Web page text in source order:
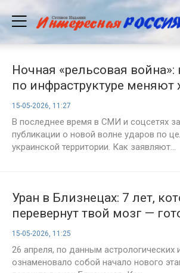
Ночная «рельсовая война»:
по инфраструктуре меняют
на Украине
15-05-2026, 11:27
В последнее время в СМИ и соцсетях
публикации о новой волне ударов по
украинской территории. Как заявляют...
Уран в Близнецах: 7 лет,
перевернут твой мозг —
информационному цунами
15-05-2026, 11:25
26 апреля, по данным астрологических
ознаменовало собой начало нового